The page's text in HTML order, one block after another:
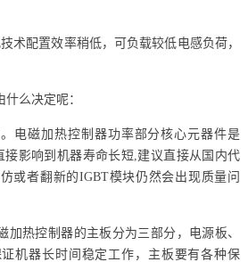
术配置效率稍低，可负载较低电感负荷，
么决定呢：
电磁加热控制器功率部分核心元器件是
接影响到机器寿命长短,建议直接从国内代
或者翻新的IGBT模块仍然会出现质量问
加热控制器的主板分为三部分，电源板、
机器长时间稳定工作，主板要有各种保